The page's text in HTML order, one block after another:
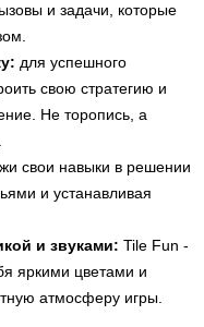
и задачи, которые
для успешного
свою стратегию и
Не торопись, а
свои навыки в решении
и устанавливая
и звуками: Tile Fun -
яркими цветами и
атмосферу игры.